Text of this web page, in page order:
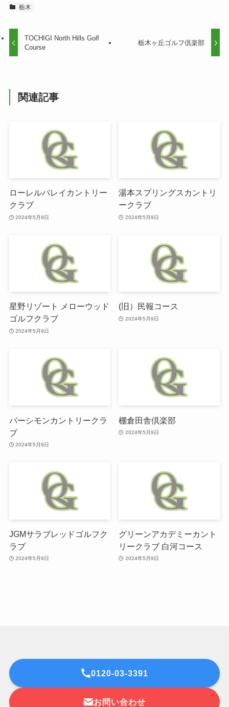
栃木
TOCHIGI North Hills Golf
Course
栃木ヶ丘ゴルフ倶楽部
関連記事
ローレルバレイカントリー
クラブ
2024年5月9日
湯本スプリングスカントリ
ークラブ
2024年5月9日
星野リゾート メローウッド
ゴルフクラブ
2024年5月9日
(旧）民報コース
2024年5月9日
パーシモンカントリークラ
ブ
2024年5月9日
棚倉田舎倶楽部
2024年5月9日
JGMサラブレッドゴルフク
ラブ
2024年5月9日
グリーンアカデミーカント
リークラブ 白河コース
2024年5月9日
0120-03-3391
お問い合わせ